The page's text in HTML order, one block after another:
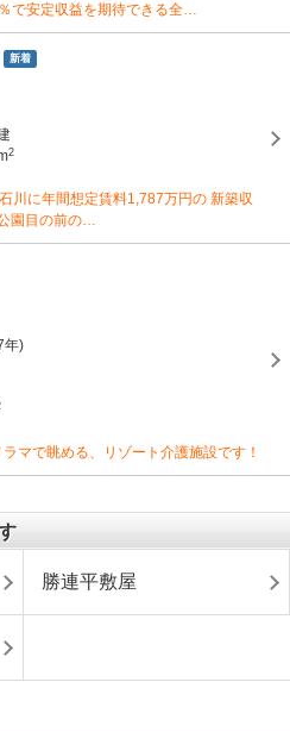
で安定収益を期待できる全…
新着
2
川に年間想定賃料1,787万円の 新築収
園目の前の…
年)
マで眺める、リゾート介護施設です！
勝連平敷屋